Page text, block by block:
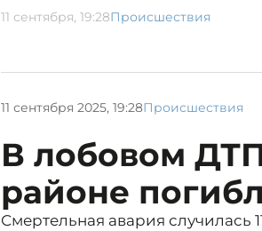
11 сентября, 19:28Происшествия
11 сентября 2025, 19:28Происшествия
В лобовом
районе
Смертельная авария случилась